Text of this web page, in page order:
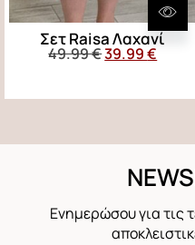
Σετ Raisa Λαχανί
49.99€39.99€
Ενημερώσου για τις